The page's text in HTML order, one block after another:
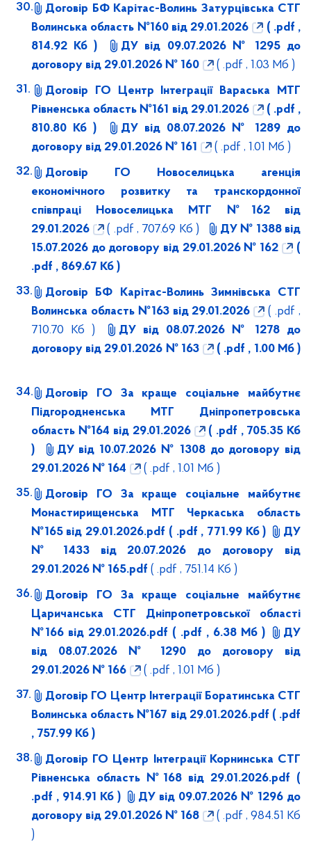
Договір БФ Карітас-Волинь Затурцівська СТГ
Волинська область №160 від 29.01.2026
( .pdf ,
814.92 Кб )
ДУ від 09.07.2026 № 1295 до
договору від 29.01.2026 № 160
( .pdf , 1.03 Мб )
Договір ГО Центр Інтеграції Вараська МТГ
Рівненська область №161 від 29.01.2026
( .pdf ,
810.80 Кб )
ДУ від 08.07.2026 № 1289 до
договору від 29.01.2026 № 161
( .pdf , 1.01 Мб )
Договір ГО Новоселицька агенція
економічного розвитку та транскордонної
співпраці Новоселицька МТГ №162 від
29.01.2026
( .pdf , 707.69 Кб )
ДУ № 1388 від
15.07.2026 до договору від 29.01.2026 № 162
(
.pdf , 869.67 Кб )
Договір БФ Карітас-Волинь Зимнівська СТГ
Волинська область №163 від 29.01.2026
( .pdf ,
710.70 Кб )
ДУ від 08.07.2026 № 1278 до
договору від 29.01.2026 № 163
( .pdf , 1.00 Мб )
Договір ГО За краще соціальне майбутнє
Підгородненська МТГ Дніпропетровська
область №164 від 29.01.2026
( .pdf , 705.35 Кб
)
ДУ від 10.07.2026 № 1308 до договору від
29.01.2026 № 164
( .pdf , 1.01 Мб )
Договір ГО За краще соціальне майбутнє
Монастирищенська МТГ Черкаська область
№165 від 29.01.2026.pdf ( .pdf , 771.99 Кб )
ДУ
№ 1433 від 20.07.2026 до договору від
29.01.2026 № 165.pdf ( .pdf , 751.14 Кб )
Договір ГО За краще соціальне майбутнє
Царичанська СТГ Дніпропетровської області
№166 від 29.01.2026.pdf ( .pdf , 6.38 Мб )
ДУ
від 08.07.2026 № 1290 до договору від
29.01.2026 № 166
( .pdf , 1.01 Мб )
Договір ГО Центр Інтеграції Боратинська СТГ
Волинська область №167 від 29.01.2026.pdf ( .pdf
, 757.99 Кб )
Договір ГО Центр Інтеграції Корнинська СТГ
Рівненська область №168 від 29.01.2026.pdf (
.pdf , 914.91 Кб )
ДУ від 09.07.2026 № 1296 до
договору від 29.01.2026 № 168
( .pdf , 984.51 Кб
)